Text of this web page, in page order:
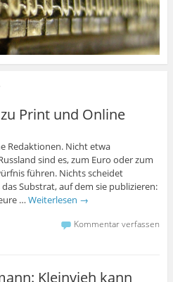
Print und Online
Redaktionen. Nicht etwa
sind es, zum Euro oder zum
führen. Nichts scheidet
Substrat, auf dem sie publizieren:
… Weiterlesen →
Kommentar verfassen
Kleinvieh kann